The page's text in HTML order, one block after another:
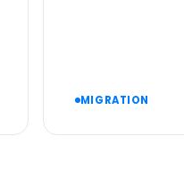
MIGRATION